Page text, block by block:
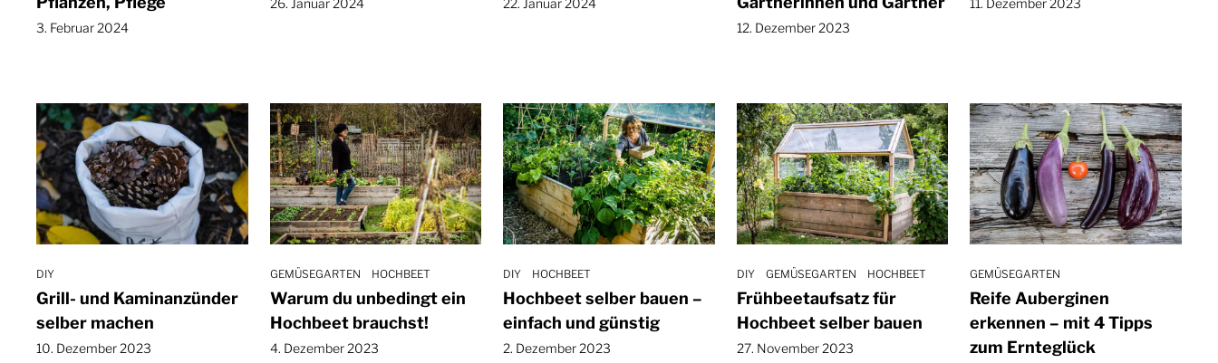
3. Februar 2024 12. Dezember 2023
DIY
Grill- und Kaminanzünder
selber machen
10. Dezember 2023
GEMÜSEGARTEN HOCHBEET
Warum du unbedingt ein
Hochbeet brauchst!
4. Dezember 2023
DIY HOCHBEET
Hochbeet selber bauen –
einfach und günstig
2. Dezember 2023
DIY GEMÜSEGARTEN HOCHBEET
Frühbeetaufsatz für
Hochbeet selber bauen
27. November 2023
GEMÜSEGARTEN
Reife Auberginen
erkennen – mit 4 Tipps
zum Ernteglück